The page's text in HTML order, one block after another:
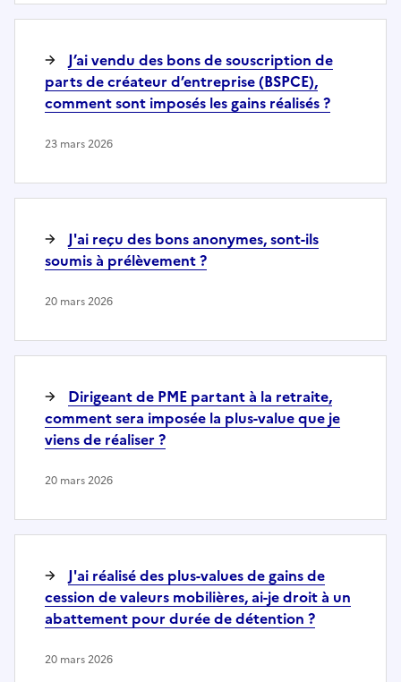
J’ai vendu des bons de souscription de
parts de créateur d’entreprise (BSPCE),
comment sont imposés les gains réalisés ?
23 mars 2026
J'ai reçu des bons anonymes, sont-ils
soumis à prélèvement ?
20 mars 2026
Dirigeant de PME partant à la retraite,
comment sera imposée la plus-value que je
viens de réaliser ?
20 mars 2026
J'ai réalisé des plus-values de gains de
cession de valeurs mobilières, ai-je droit à un
abattement pour durée de détention ?
20 mars 2026